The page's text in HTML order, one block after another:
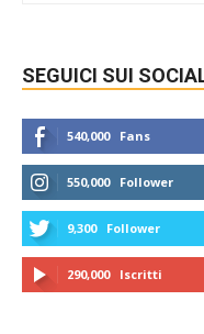
SEGUICI SUI
540,000 Fans
550,000 Follower
9,300 Follower
290,000 Iscritti